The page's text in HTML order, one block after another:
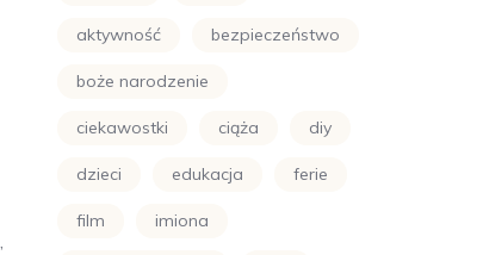
aktywność bezpieczeństwo
boże narodzenie
ciekawostki ciąża diy
dzieci edukacja ferie
film imiona